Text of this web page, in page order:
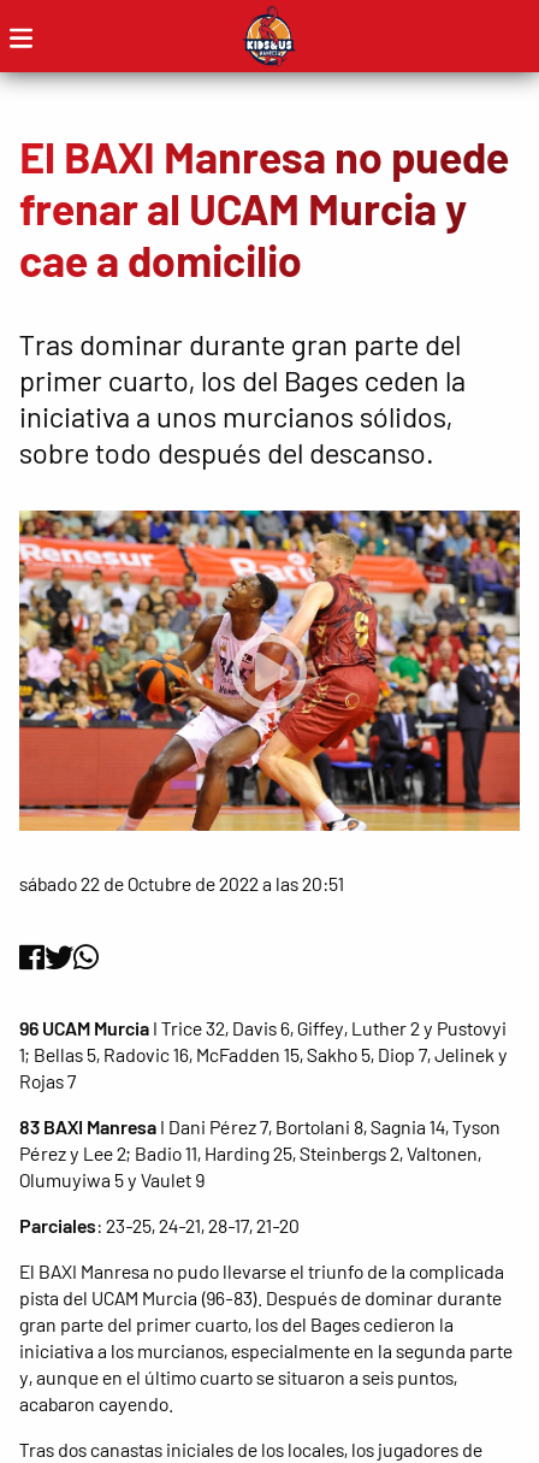
El BAXI Manresa no puede
frenar al UCAM Murcia y
cae a domicilio
Tras dominar durante gran parte del
primer cuarto, los del Bages ceden la
iniciativa a unos murcianos sólidos,
sobre todo después del descanso.
sábado 22 de Octubre de 2022 a las 20:51
96 UCAM Murcia I Trice 32, Davis 6, Giffey, Luther 2 y Pustovyi
1; Bellas 5, Radovic 16, McFadden 15, Sakho 5, Diop 7, Jelinek y
Rojas 7
83 BAXI Manresa I Dani Pérez 7, Bortolani 8, Sagnia 14, Tyson
Pérez y Lee 2; Badio 11, Harding 25, Steinbergs 2, Valtonen,
Olumuyiwa 5 y Vaulet 9
Parciales: 23-25, 24-21, 28-17, 21-20
El BAXI Manresa no pudo llevarse el triunfo de la complicada
pista del UCAM Murcia (96-83). Después de dominar durante
gran parte del primer cuarto, los del Bages cedieron la
iniciativa a los murcianos, especialmente en la segunda parte
y, aunque en el último cuarto se situaron a seis puntos,
acabaron cayendo.
Tras dos canastas iniciales de los locales, los jugadores de